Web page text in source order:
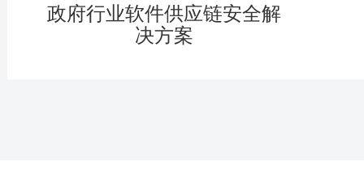
政府行业软件供应链安全解
决方案